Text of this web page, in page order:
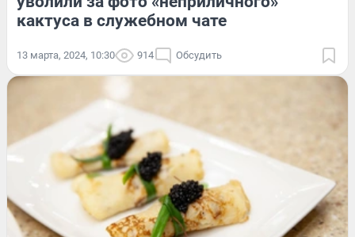
кактуса в служебном чате
13 марта, 2024, 10:30 914 Обсудить